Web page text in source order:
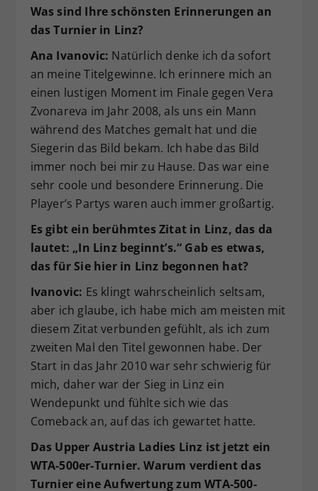
Was sind Ihre schönsten Erinnerungen an
das Turnier in Linz?
Ana Ivanovic: Natürlich denke ich da sofort
an meine Titelgewinne. Ich erinnere mich an
einen lustigen Moment im Finale gegen Vera
Zvonareva im Jahr 2008, als uns ein Mann
während des Matches gemalt hat und die
Siegerin das Bild bekam. Ich habe das Bild
immer noch bei mir zu Hause. Das war eine
sehr coole und besondere Erinnerung. Die
Player’s Partys waren auch immer großartig.
Es gibt ein berühmtes Zitat in Linz, das da
lautet: „In Linz beginnt’s.“ Gab es etwas,
das für Sie hier in Linz begonnen hat?
Ivanovic: Es klingt wahrscheinlich seltsam,
aber ich glaube, ich habe mich am meisten mit
diesem Zitat verbunden gefühlt, als ich zum
zweiten Mal den Titel gewonnen habe. Der
Start in das Jahr 2010 war sehr schwierig für
mich, daher war der Sieg in Linz ein
Wendepunkt und fühlte sich wie das
Comeback an, auf das ich gewartet hatte.
Das Upper Austria Ladies Linz ist jetzt ein
WTA-500er-Turnier. Warum verdient das
Turnier eine Aufwertung zum WTA-500-